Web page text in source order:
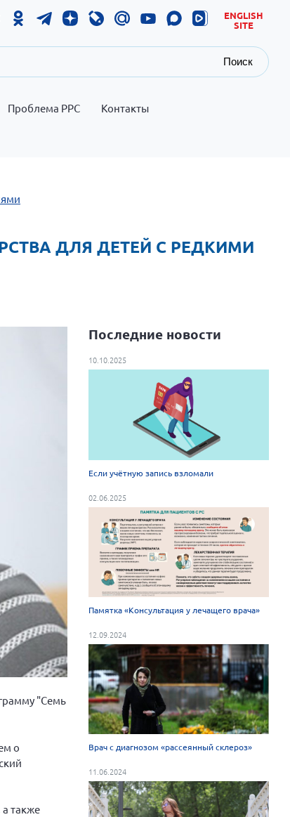
ENGLISH
SITE
Поиск
Проблема РРС Контакты
ДЛЯ ДЕТЕЙ С РЕДКИМИ
"Семь
о
также
Последние новости
10.10.2025
Если учётную запись взломали
02.06.2025
Памятка «Консультация у лечащего врача»
12.09.2024
Врач с диагнозом «рассеянный склероз»
11.06.2024